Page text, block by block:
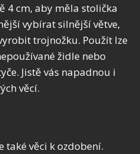
4 cm, aby měla stolička
vybírat silnější větve,
trojnožku. Použít lze
židle nebo
Jistě vás napadnou i
věcí.
také věci k ozdobení.